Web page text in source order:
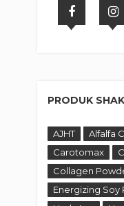
PRODUK
AJHT Alfalfa
Carotomax
Collagen
Energizing Soy